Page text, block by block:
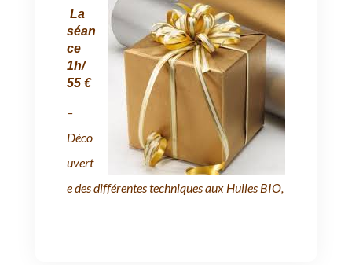
La
séan
ce
1h/
55 €
–
Déco
uvert
e des différentes techniques aux Huiles BIO,